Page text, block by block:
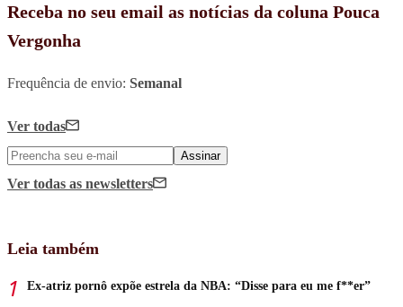
Receba no seu email as notícias da coluna Pouca
Vergonha
Frequência de envio: Semanal
Ver todas
Assinar
Ver todas as newsletters
Leia também
Ex-atriz pornô expõe estrela da NBA: “Disse para eu me f**er”